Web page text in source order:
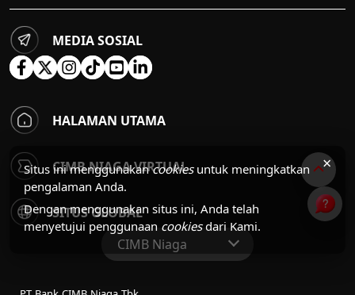
×
Situs ini menggunakancookiesuntuk meningkatkan
pengalaman Anda.
Dengan menggunakan situs ini, Anda telah
menyetujui penggunaan cookiesdari Kami.
MEDIA SOSIAL
HALAMAN UTAMA
CIMB NIAGA VIRTUAL
SITUS GLOBAL
CIMB Niaga